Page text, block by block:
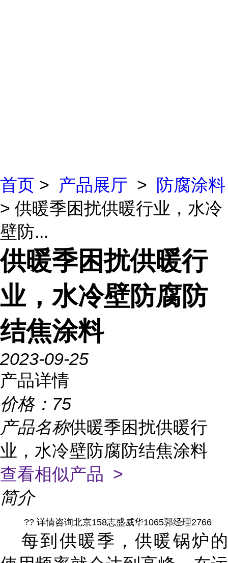
首页 > 产品展厅 >
防腐涂料
> 供暖季困扰供暖行业，水冷
壁防...
供暖季困扰供暖行
业，水冷壁防腐防
结焦涂料
2023-09-25
产品详情
价格： 75
产品名称供暖季困扰供暖行
业，水冷壁防腐防结焦涂料
查看相似产品 >
简介
?? 详情咨询北京158志盛威华1065郭经理2766
每到供暖季，供暖锅炉的